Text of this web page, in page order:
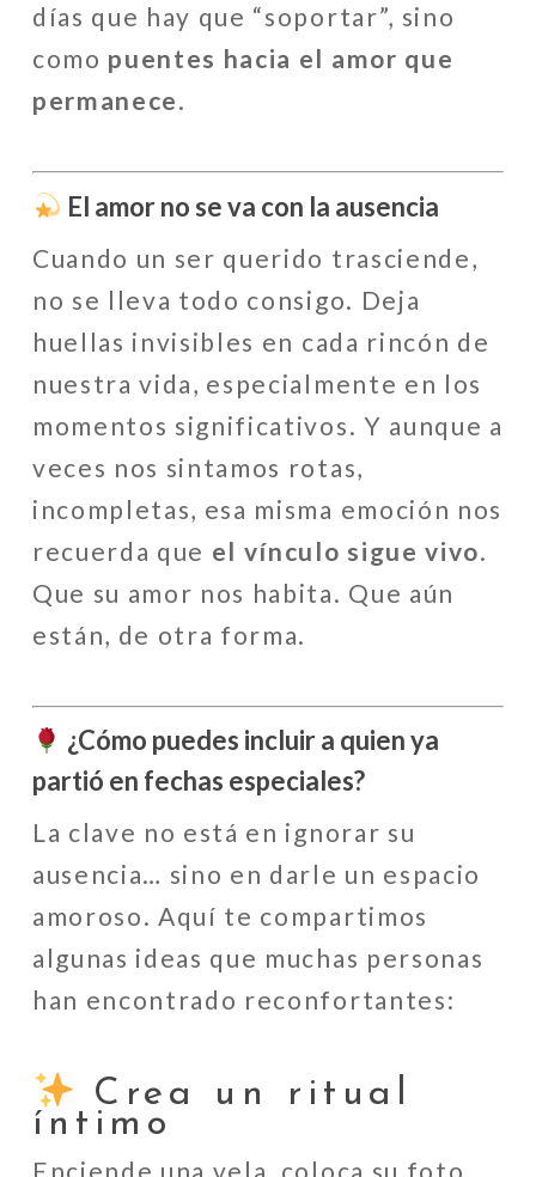
días que hay que “soportar”, sino
como puentes hacia el amor que
permanece.
El amor no se va con la ausencia
Cuando un ser querido trasciende,
no se lleva todo consigo. Deja
huellas invisibles en cada rincón de
nuestra vida, especialmente en los
momentos significativos. Y aunque a
veces nos sintamos rotas,
incompletas, esa misma emoción nos
recuerda que el vínculo sigue vivo.
Que su amor nos habita. Que aún
están, de otra forma.
¿Cómo puedes incluir a quien ya
partió en fechas especiales?
La clave no está en ignorar su
ausencia… sino en darle un espacio
amoroso. Aquí te compartimos
algunas ideas que muchas personas
han encontrado reconfortantes:
Crea un ritual
íntimo
Enciende una vela, coloca su foto,